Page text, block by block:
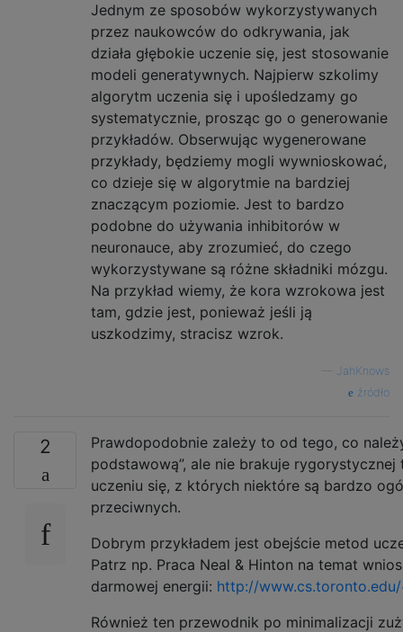
Jednym ze sposobów wykorzystywanych
przez naukowców do odkrywania, jak
działa głębokie uczenie się, jest stosowanie
modeli generatywnych. Najpierw szkolimy
algorytm uczenia się i upośledzamy go
systematycznie, prosząc go o generowanie
przykładów. Obserwując wygenerowane
przykłady, będziemy mogli wywnioskować,
co dzieje się w algorytmie na bardziej
znaczącym poziomie. Jest to bardzo
podobne do używania inhibitorów w
neuronauce, aby zrozumieć, do czego
wykorzystywane są różne składniki mózgu.
Na przykład wiemy, że kora wzrokowa jest
tam, gdzie jest, ponieważ jeśli ją
uszkodzimy, stracisz wzrok.
JahKnows
źródło
2
Prawdopodobnie zależy to od tego, co
podstawową”, ale nie brakuje
uczeniu się, z których niektóre są bardzo
przeciwnych.
Dobrym przykładem jest obejście metod
Patrz np. Praca Neal & Hinton na temat
darmowej energii: http://
Również ten przewodnik po minimalizacji